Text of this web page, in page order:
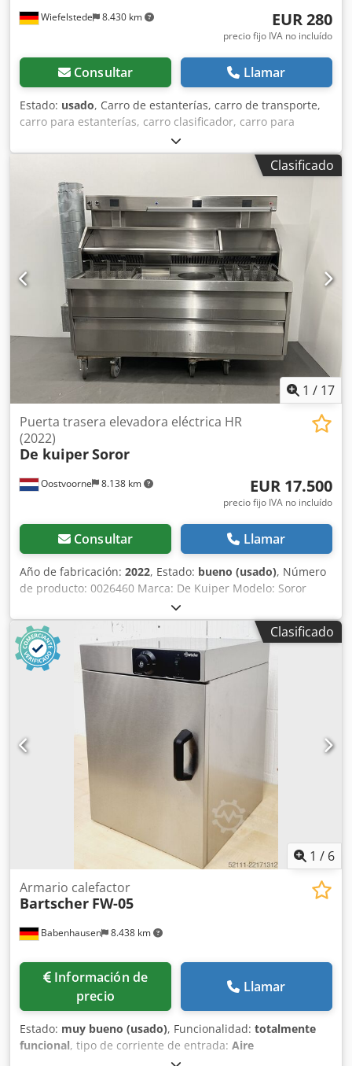
Wiefelstede 8.430 km EUR 280
precio fijo IVA no incluído
Consultar Llamar
Estado: usado, Carro de estanterías, carro de transporte,
carro para estanterías, carro clasificador, carro para
preparación de pedidos, estantería móvil, carro con
bandejas, carro para apilamiento Chedpfx Aiod Ty Aqedsa
-Dimensiones: 1015/950/1830 mm -Material: Acero
inoxidable -Peso: 90 kg
Clasificado
1 / 17
Oostvoorne 8.138 km
Puerta trasera elevadora eléctrica HR
(2022)
De kuiperSoror
EUR 17.500
precio fijo IVA no incluído
Consultar Llamar
Año de fabricación: 2022, Estado: bueno (usado), Número
de producto: 0026460 Marca: De Kuiper Modelo: Soror
Categoría del producto: Freidoras Longitud: 2700 mm
Anchura: 920 mm Altura: 1800 mm Tensión de conexión
(V): 400 Potencia (W): 47150 Año de fabricación: 2022
Csdpfszbmptsx Aidoha Equipado con sistema de filtrado
de grasa. Incluye 3 cubas (1x ORE440 y 2x ORE540) y
bandeja de desbaste.
Clasificado
1 / 6
Babenhausen 8.438 km
Armario calefactor
Bartscher FW-05
Información de
precio
Llamar
Estado: muy bueno (usado), Funcionalidad: totalmente
funcional, tipo de corriente de entrada: Aire
, tensión de entrada: